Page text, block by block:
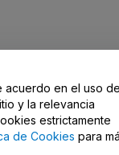
acuerdo en el uso
y la relevancia
estrictamente
de Cookies para